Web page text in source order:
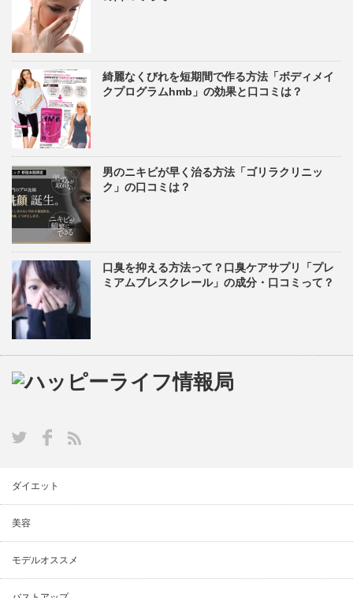
綺麗なくびれを短期間で作る方法「ボディメイ
クプログラムhmb」の効果と口コミは？
男のニキビが早く治る方法「ゴリラクリニッ
ク」の口コミは？
口臭を抑える方法って？口臭ケアサプリ「プレ
ミアムブレスクレール」の成分・口コミって？
ダイエット
美容
モデルオススメ